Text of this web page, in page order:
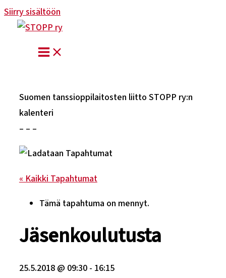
Siirry sisältöön
Suomen tanssioppilaitosten liitto STOPP ry:n
kalenteri
– – –
« Kaikki Tapahtumat
Tämä tapahtuma on mennyt.
Jäsenkoulutusta
25.5.2018 @ 09:30- 16:15